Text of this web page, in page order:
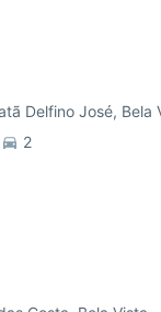
Delfino José, Bela
2